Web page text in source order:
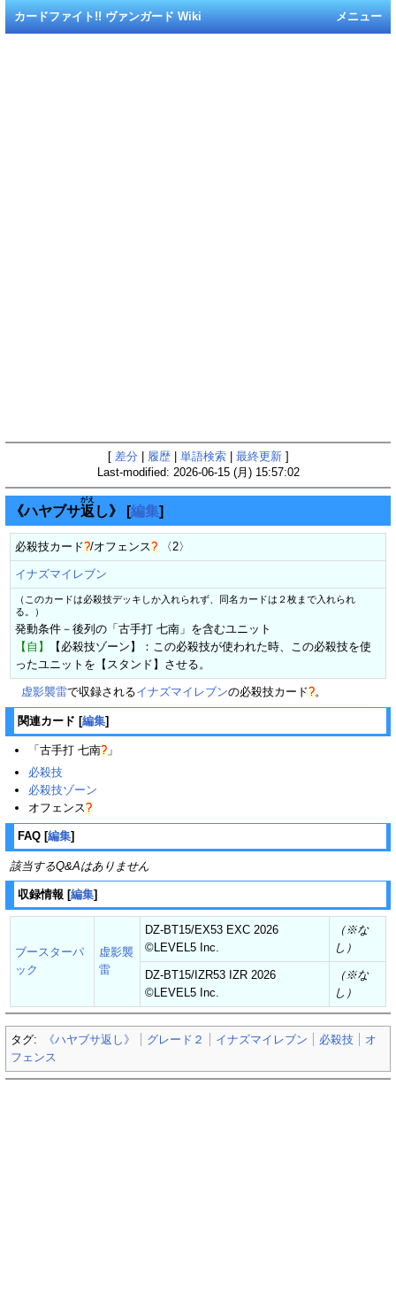
メニュー
カードファイト!! ヴァンガード Wiki
[ 差分 履歴| 単語検索| 最終更新]
Last-modified: 2026-06-15 (月) 15:57:02
《ハヤブサ返
がえ
し》 [編集]
必殺技カード?/オフェンス? 〈2〉
イナズマイレブン
（このカードは必殺技デッキしか入れられず、同名カードは２枚まで入れられ
る。）
発動条件－後列の「古手打 七南」を含むユニット
【自】
【必殺技ゾーン】：この必殺技が使われた時、この必殺技を使
ったユニットを【スタンド】させる。
虚影襲雷で収録されるイナズマイレブンの必殺技カード?。
関連カード [編集]
「 古手打 七南? 」
必殺技
必殺技ゾーン
オフェンス?
FAQ [編集]
該当するQ&Aはありません
収録情報 [編集]
ブースターパ
ック
虚影襲
雷
DZ-BT15/EX53 EXC 2026
©︎LEVEL5 Inc.
（※な
し）
DZ-BT15/IZR53 IZR 2026
©︎LEVEL5 Inc.
（※な
し）
タグ: 《ハヤブサ返し》 グレード２ イナズマイレブン 必殺技
オ
フェンス